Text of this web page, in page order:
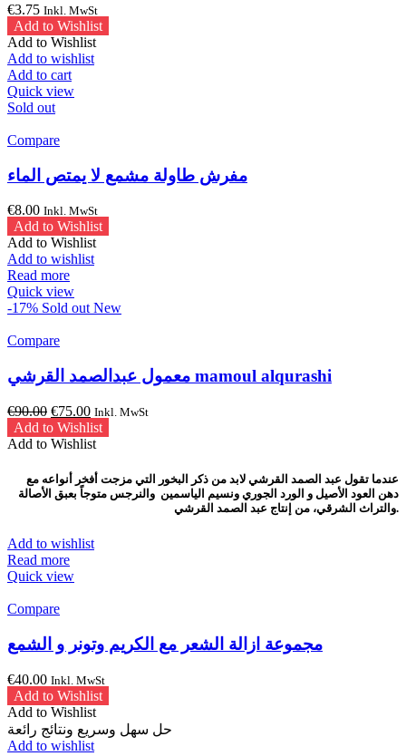
€3.75 Inkl. MwSt
Add to Wishlist
Add to Wishlist
Add to wishlist
Add to cart
Quick view
Sold out
Compare
مفرش طاولة مشمع لا يمتص الماء
€8.00 Inkl. MwSt
Add to Wishlist
Add to Wishlist
Add to wishlist
Read more
Quick view
-17% Sold out New
Compare
معمول عبدالصمد القرشي mamoul alqurashi
€90.00 Original
price
was:
€75.00Current
price
is:
Inkl. MwSt
Add to Wishlist
Add to Wishlist
عندما تقول عبد الصمد القرشي لابد من ذكر البخور التي مزجت أفخر أنواعه مع
دهن العود الأصيل و الورد الجوري ونسيم الياسمين والنرجس متوجاً بعبق الأصالة
والتراث الشرقي، من إنتاج عبد الصمد القرشي.
Add to wishlist
Read more
Quick view
Compare
مجموعة ازالة الشعر مع الكريم وتونر و الشمع
€40.00 Inkl. MwSt
Add to Wishlist
Add to Wishlist
حل سهل وسريع ونتائج رائعة
Add to wishlist